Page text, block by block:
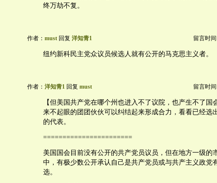
终万劫不复。
作者： must 回复 洋知青1 留言时间
纽约新科民主党众议员候选人就有公开的马克思主义者。
作者： 洋知青1 回复 must 留言时间
【但美国共产党在哪个州也进入不了议院，也产生不了国
来不起眼的团团伙伙可以纠结起来形成合力，看看已经选
的代表。
=======================
美国国会目前没有公开的共产党员议员，但在地方一级的
中，有极少数公开承认自己是共产党员或与共产主义政党
选。